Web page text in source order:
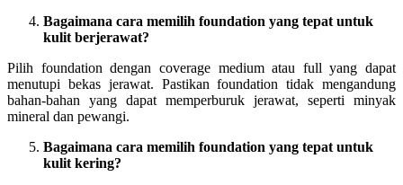
Bagaimana cara memilih foundation yang tepat untuk
kulit berjerawat?
Pilih foundation dengan coverage medium atau full yang dapat
menutupi bekas jerawat. Pastikan foundation tidak mengandung
bahan-bahan yang dapat memperburuk jerawat, seperti minyak
mineral dan pewangi.
Bagaimana cara memilih foundation yang tepat untuk
kulit kering?